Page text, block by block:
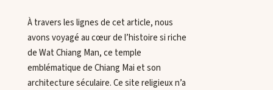
À travers les lignes de cet article, nous
avons voyagé au cœur de l’histoire si riche
de Wat Chiang Man, ce temple
emblématique de Chiang Mai et son
architecture séculaire. Ce site religieux n’a